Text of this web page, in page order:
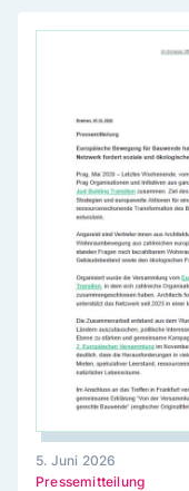
Pressemitteilung
5. Juni 2026